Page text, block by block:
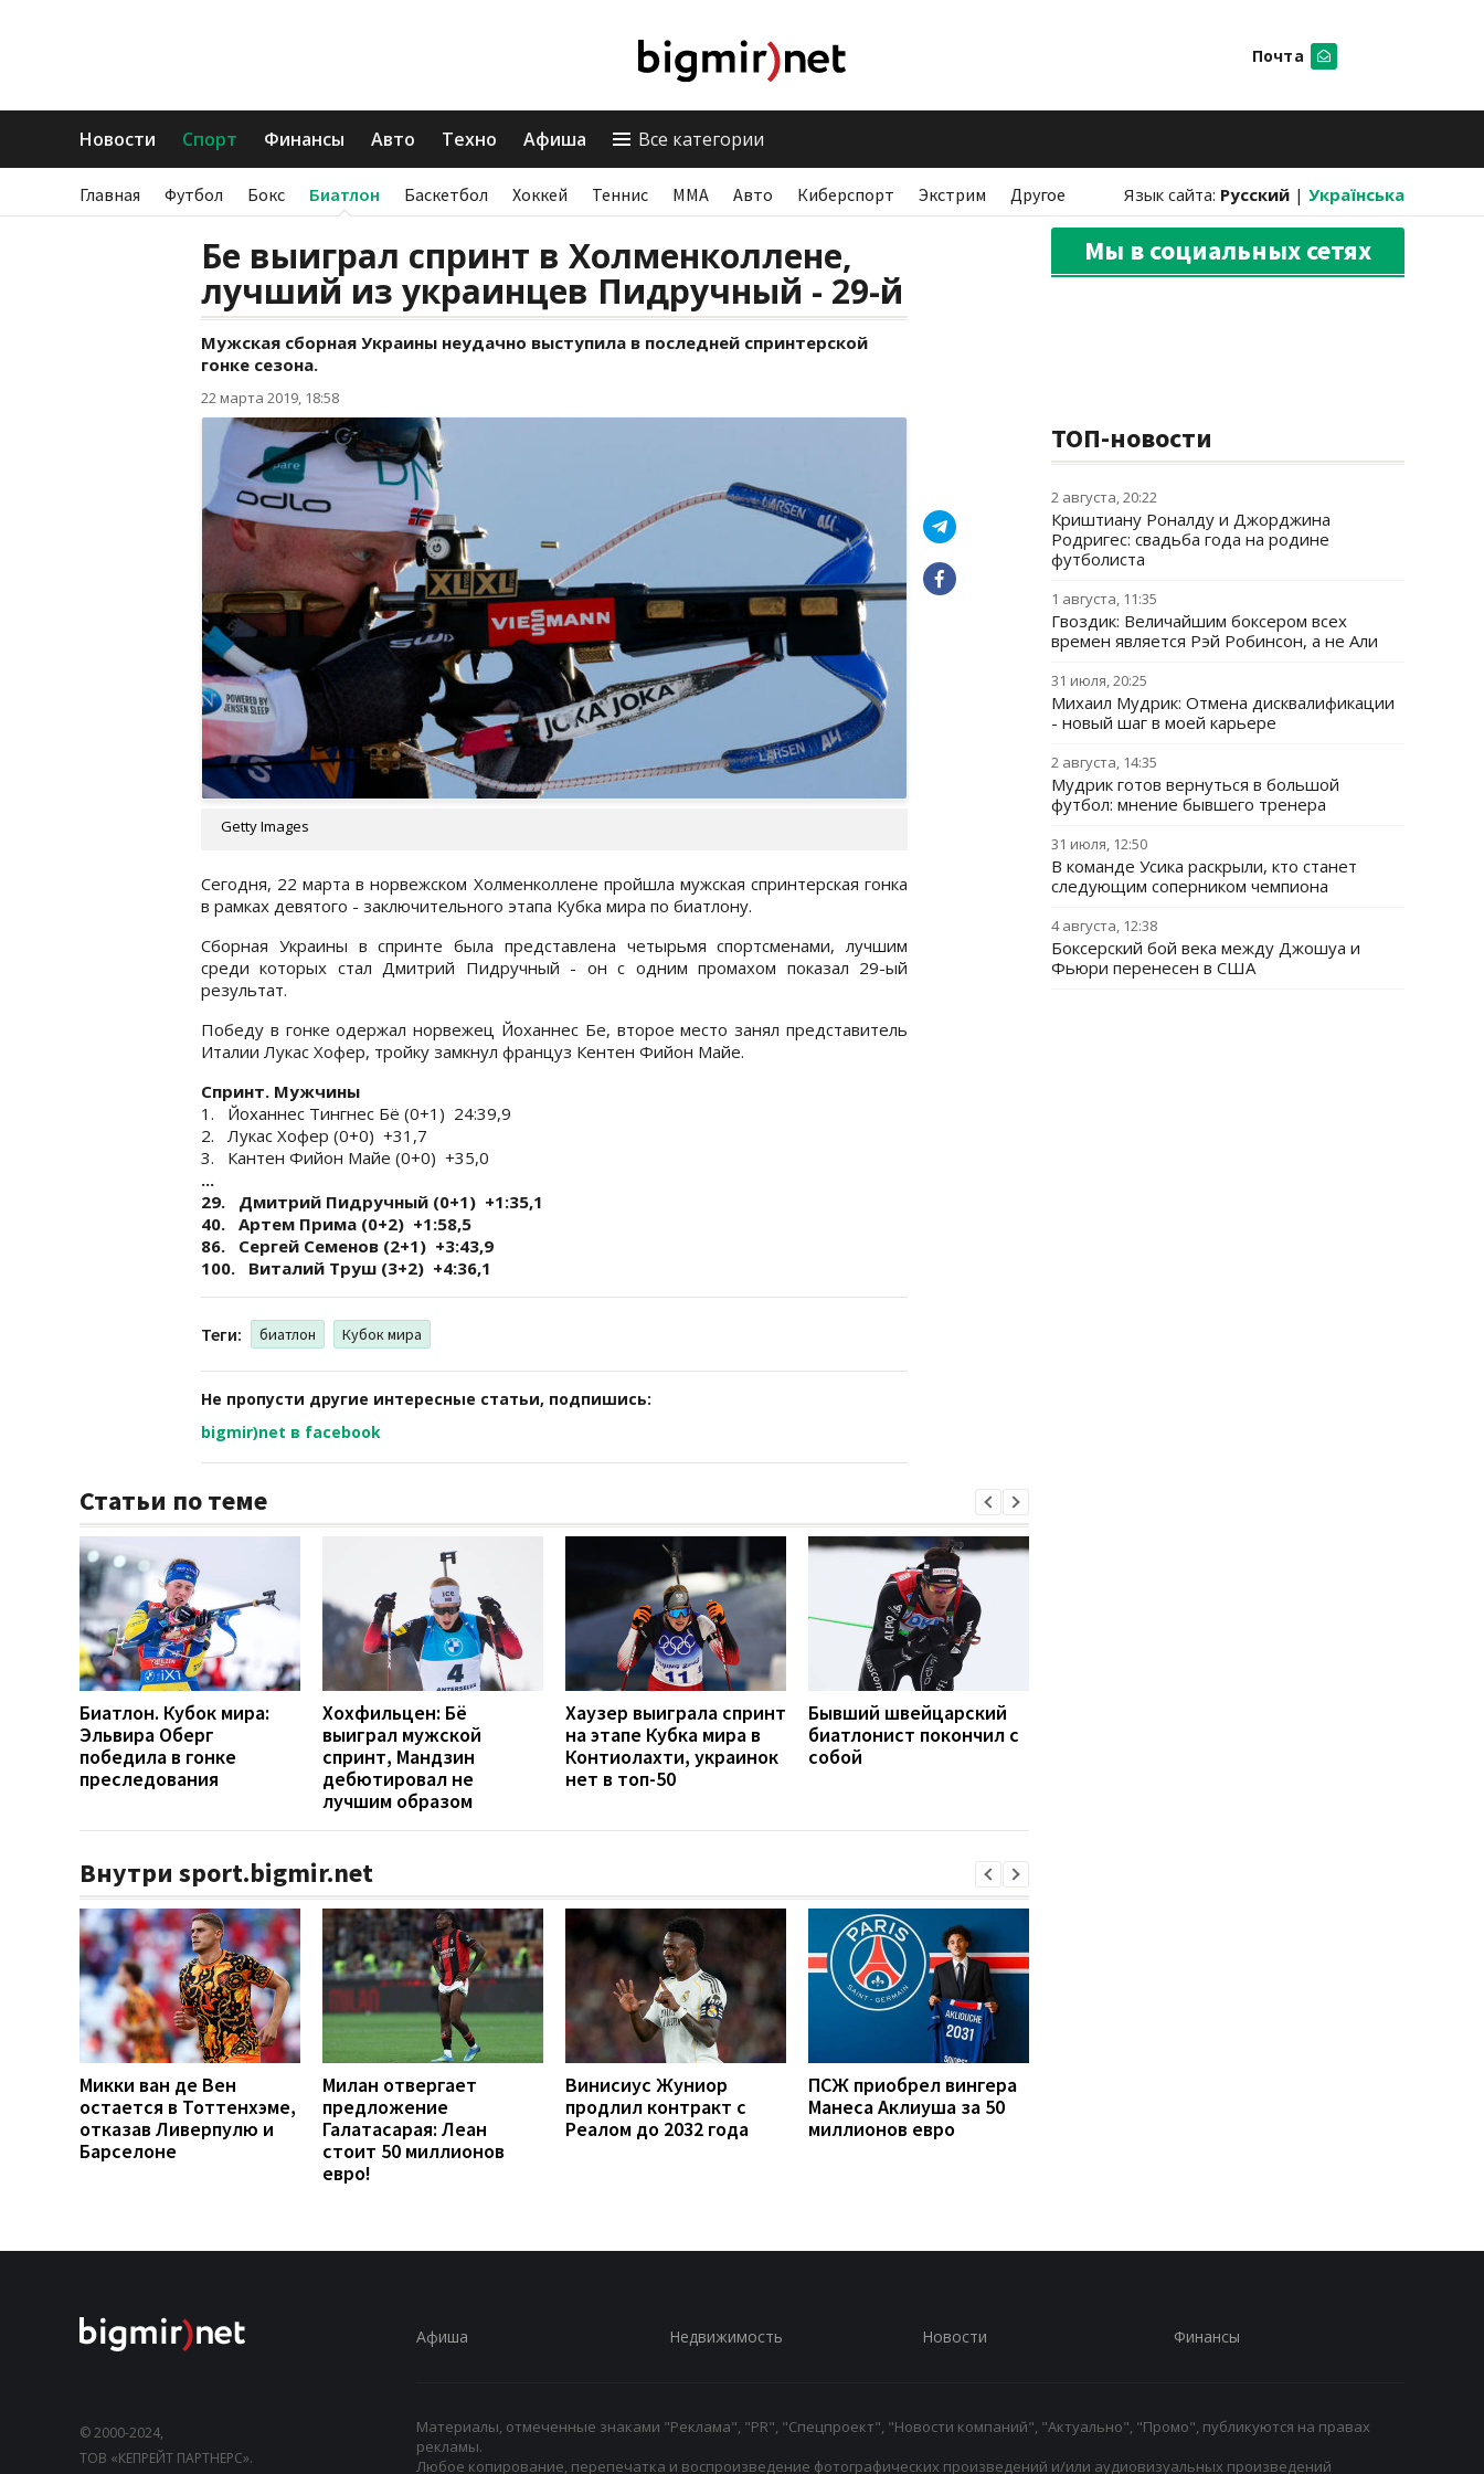
Почта
Новости Спорт Финансы Авто Техно Афиша Все категории
Главная Футбол Бокс Биатлон Баскетбол Хоккей Теннис ММА Авто Киберспорт Экстрим Другое Язык сайта: Русский | Українська
Бе выиграл спринт в Холменколлене,
лучший из украинцев Пидручный - 29-й
Мужская сборная Украины неудачно выступила в последней спринтерской
гонке сезона.
22 марта 2019, 18:58
Getty Images
Сегодня, 22 марта в норвежском Холменколлене пройшла мужская спринтерская гонка
в рамках девятого - заключительного этапа Кубка мира по биатлону.
Сборная Украины в спринте была представлена четырьмя спортсменами, лучшим
среди которых стал Дмитрий Пидручный - он с одним промахом показал 29-ый
результат.
Победу в гонке одержал норвежец Йоханнес Бе, второе место занял представитель
Италии Лукас Хофер, тройку замкнул француз Кентен Фийон Майе.
Спринт. Мужчины
1. Йоханнес Тингнес Бё (0+1) 24:39,9
2. Лукас Хофер (0+0) +31,7
3. Кантен Фийон Майе (0+0) +35,0
...
29. Дмитрий Пидручный (0+1) +1:35,1
40. Артем Прима (0+2) +1:58,5
86. Сергей Семенов (2+1) +3:43,9
100. Виталий Труш (3+2) +4:36,1
Теги: биатлон Кубок мира
Не пропусти другие интересные статьи, подпишись:
bigmir)net в facebook
Статьи по теме
Биатлон. Кубок мира:
Эльвира Оберг
победила в гонке
преследования
Хохфильцен: Бё
выиграл мужской
спринт, Мандзин
дебютировал не
лучшим образом
Хаузер выиграла спринт
на этапе Кубка мира в
Контиолахти, украинок
нет в топ-50
Бывший швейцарский
биатлонист покончил с
собой
Внутри sport.bigmir.net
Микки ван де Вен
остается в Тоттенхэме,
отказав Ливерпулю и
Барселоне
Милан отвергает
предложение
Галатасарая: Леан
стоит 50 миллионов
евро!
Винисиус Жуниор
продлил контракт с
Реалом до 2032 года
ПСЖ приобрел вингера
Манеса Аклиуша за 50
миллионов евро
Мы в социальных сетях
ТОП-новости
2 августа, 20:22
Криштиану Роналду и Джорджина
Родригес: свадьба года на родине
футболиста
1 августа, 11:35
Гвоздик: Величайшим боксером всех
времен является Рэй Робинсон, а не Али
31 июля, 20:25
Михаил Мудрик: Отмена дисквалификации
- новый шаг в моей карьере
2 августа, 14:35
Мудрик готов вернуться в большой
футбол: мнение бывшего тренера
31 июля, 12:50
В команде Усика раскрыли, кто станет
следующим соперником чемпиона
4 августа, 12:38
Боксерский бой века между Джошуа и
Фьюри перенесен в США
© 2000-2024,
ТОВ «КЕПРЕЙТ ПАРТНЕРС».
Афиша Недвижимость Новости Финансы
Материалы, отмеченные знаками "Реклама", "PR", "Спецпроект", "Новости компаний", "Актуально", "Промо", публикуются на правах
рекламы.
Любое копирование, перепечатка и воспроизведение фотографических произведений и/или аудиовизуальных произведений